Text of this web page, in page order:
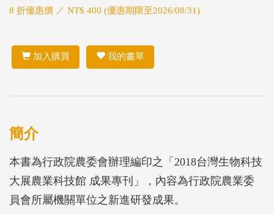
8 折優惠價 ／ NT$ 400 (優惠期限至2026/08/31)
加入購買 我的書單
簡介
本書為行政院農委會辦理編印之「2018台灣生物科技
大展農業科技館 成果專刊」，內容為行政院農業委
員會所屬機關單位之新進研發成果。